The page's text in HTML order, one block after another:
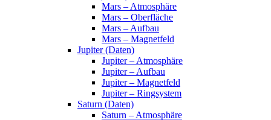
Mars – Atmosphäre
Mars – Oberfläche
Mars – Aufbau
Mars – Magnetfeld
Jupiter (Daten)
Jupiter – Atmosphäre
Jupiter – Aufbau
Jupiter – Magnetfeld
Jupiter – Ringsystem
Saturn (Daten)
Saturn – Atmosphäre